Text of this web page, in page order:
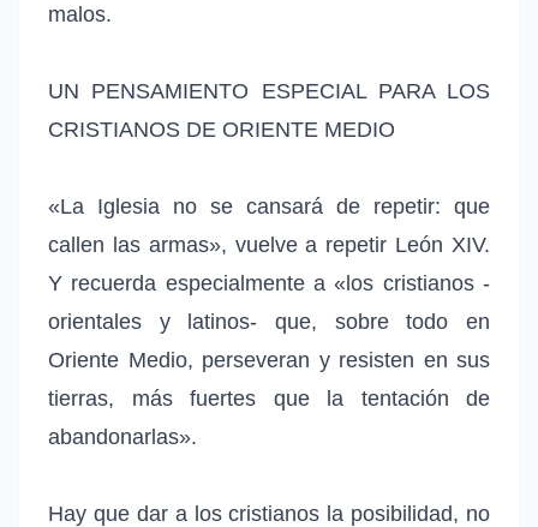
malos.
UN PENSAMIENTO ESPECIAL PARA LOS
CRISTIANOS DE ORIENTE MEDIO
«La Iglesia no se cansará de repetir: que
callen las armas», vuelve a repetir León XIV.
Y recuerda especialmente a «los cristianos -
orientales y latinos- que, sobre todo en
Oriente Medio, perseveran y resisten en sus
tierras, más fuertes que la tentación de
abandonarlas».
Hay que dar a los cristianos la posibilidad, no